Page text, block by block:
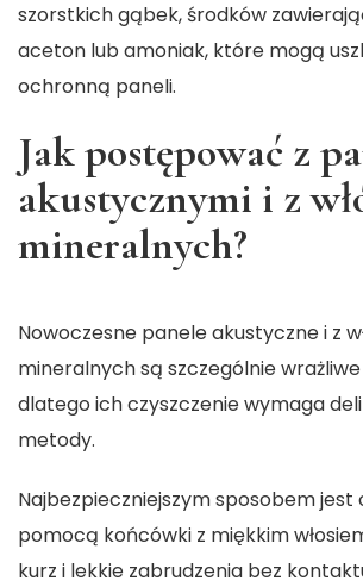
szorstkich gąbek, środków
aceton lub amoniak, które mogą
ochronną paneli.
Jak postępować z
akustycznymi i z
mineralnych?
Nowoczesne panele akustyczne i z
mineralnych są szczególnie
dlatego ich czyszczenie wymaga
metody.
Najbezpieczniejszym sposobem jest
pomocą końcówki z miękkim
kurz i lekkie zabrudzenia bez